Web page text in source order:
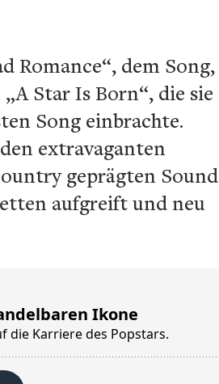
Romance“, dem Song,
Star Is Born“, die sie
Song einbrachte.
extravaganten
geprägten Sound
aufgreift und neu